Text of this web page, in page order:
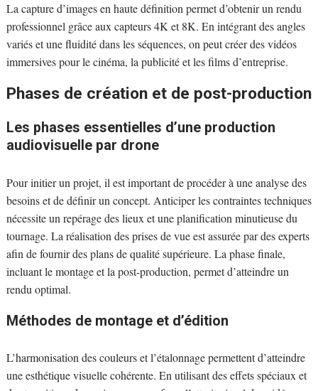
La capture d’images en haute définition permet d’obtenir un rendu
professionnel grâce aux capteurs 4K et 8K. En intégrant des angles
variés et une fluidité dans les séquences, on peut créer des vidéos
immersives pour le cinéma, la publicité et les films d’entreprise.
Phases de création et de post-production
Les phases essentielles d’une production
audiovisuelle par drone
Pour initier un projet, il est important de procéder à une analyse des
besoins et de définir un concept. Anticiper les contraintes techniques
nécessite un repérage des lieux et une planification minutieuse du
tournage. La réalisation des prises de vue est assurée par des experts
afin de fournir des plans de qualité supérieure. La phase finale,
incluant le montage et la post-production, permet d’atteindre un
rendu optimal.
Méthodes de montage et d’édition
L’harmonisation des couleurs et l’étalonnage permettent d’atteindre
une esthétique visuelle cohérente. En utilisant des effets spéciaux et